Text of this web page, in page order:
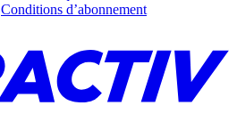
Conditions d’abonnement